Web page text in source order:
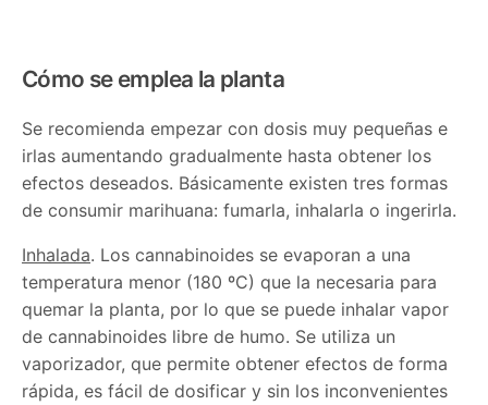
Cómo se emplea la planta
Se recomienda empezar con dosis muy pequeñas e
irlas aumentando gradualmente hasta obtener los
efectos deseados. Básicamente existen tres formas
de consumir marihuana: fumarla, inhalarla o ingerirla.
Inhalada. Los cannabinoides se evaporan a una
temperatura menor (180 ºC) que la necesaria para
quemar la planta, por lo que se puede inhalar vapor
de cannabinoides libre de humo. Se utiliza un
vaporizador, que permite obtener efectos de forma
rápida, es fácil de dosificar y sin los inconvenientes